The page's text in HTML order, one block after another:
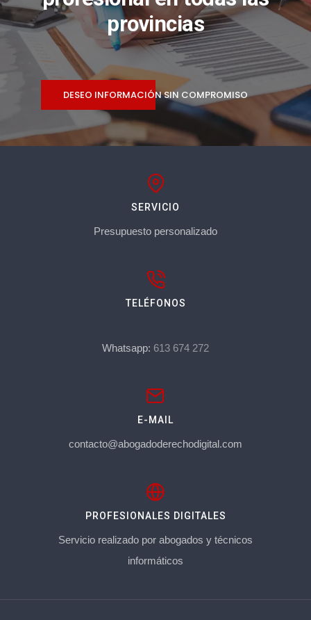
provincias
DESEO INFORMACIÓN SIN COMPROMISO
SERVICIO
Presupuesto personalizado
TELÉFONOS
Whatsapp: 613 674 272
E-MAIL
contacto@abogadoderechodigital.com
PROFESIONALES DIGITALES
Servicio realizado por abogados y técnicos
informáticos